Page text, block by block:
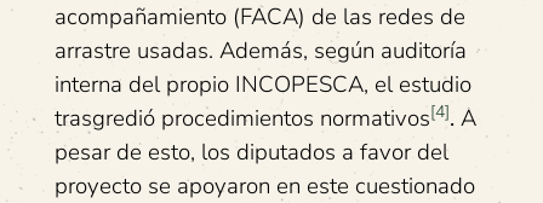
acompañamiento (FACA) de las redes de
arrastre usadas. Además, según auditoría
interna del propio INCOPESCA, el estudio
trasgredió procedimientos normativos[4]. A
pesar de esto, los diputados a favor del
proyecto se apoyaron en este cuestionado